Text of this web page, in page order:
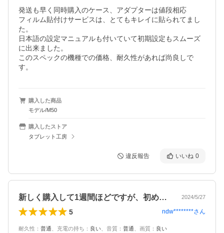
発送も早く同時購入のケース、アダプターは値段相応
フィルム貼付けサービスは、とてもキレイに貼られてまし
た。
日本語の設定マニュアルも付いていて初期設定もスムーズ
に出来ました。
このスペックの機種での価格、耐久性があれば尚良しで
す。
購入した商品
モデル/M50
購入したストア
タブレット工房
違反報告 いいね 0
新しく購入して1週間ほどですが、初めの… 2024/5/27
5 ndw********さん
耐久性 ： 普通 充電の持ち ： 良い 音質 ： 普通 画質 ： 良い